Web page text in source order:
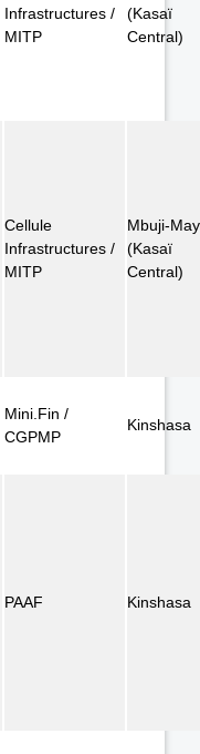
Infrastructures /
MITP
(Kasaï
Central)
Cellule
Infrastructures /
MITP
Mbuji-
(Kasaï
Central)
Mini.Fin /
CGPMP
Kinshasa
PAAF Kinshasa